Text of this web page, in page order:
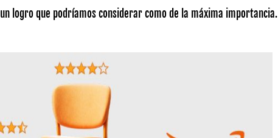
logro que podríamos considerar como de la máxima importancia.